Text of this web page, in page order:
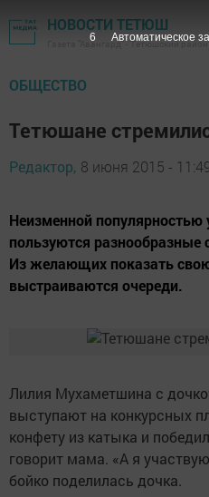
НОВОСТИ ТЕТЮШ
Газета "Авангард" - Тетюшский район
ОБЩЕСТВО
Тетюшане
Редактор, 8 июня 2015 -
Неизменной популярностью
пользуются разнообразные
Из желающих показать
выстраиваются очереди.
Лилия Мухаметшина с
выступают на конкурсных
конфету из катыка и
говорит мама. «А я
бойко поделилась дочка.
5 Автоматическое